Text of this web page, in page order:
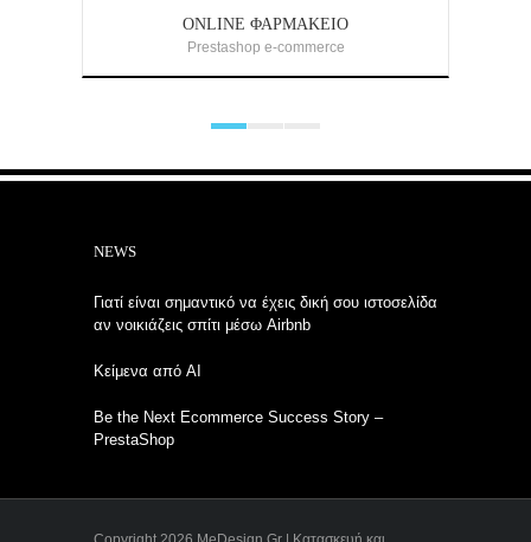
ONLINE ΦΑΡΜΑΚΕΊΟ
Prestashop e-commerce
NEWS
Γιατί είναι σημαντικό να έχεις δική σου ιστοσελίδα
αν νοικιάζεις σπίτι μέσω Airbnb
Κείμενα από AI
Be the Next Ecommerce Success Story –
PrestaShop